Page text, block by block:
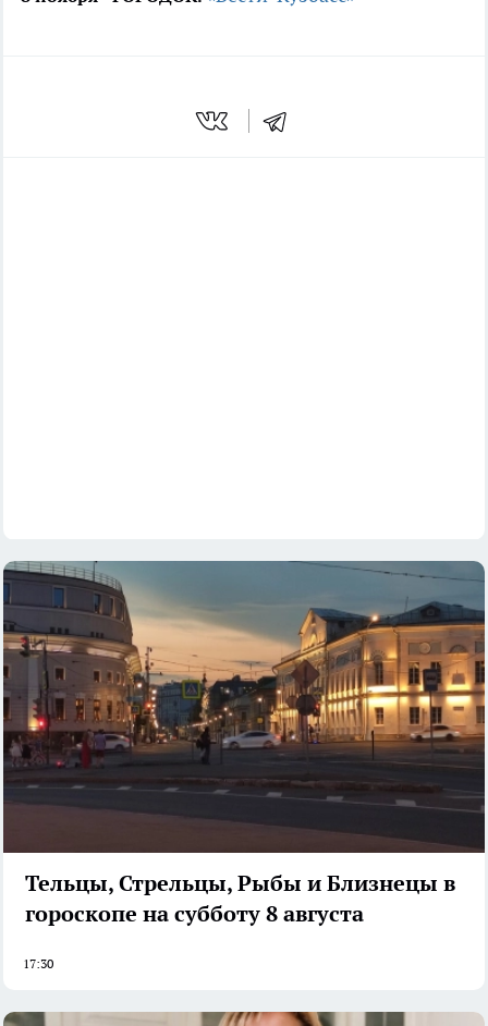
Тельцы, Стрельцы, Рыбы и Близнецы в
гороскопе на субботу 8 августа
17:30